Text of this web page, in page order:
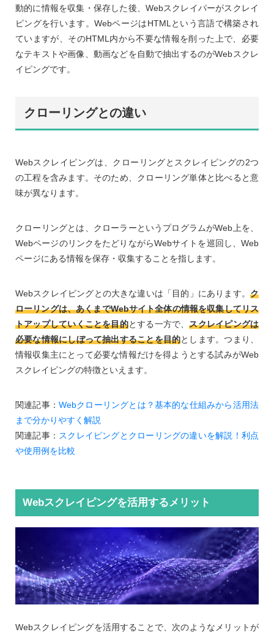
動的に情報を収集・保存した後、Webスクレイパーがスクレイ
ピングを行います。WebページはHTMLという言語で構築され
ていますが、そのHTML内から不要な情報を削った上で、必要
なテキストや画像、動画などを自動で抽出するのがWebスクレ
イピングです。
クローリングとの違い
Webスクレイピングは、クローリングとスクレイピングの2つ
の工程を含みます。そのため、クローリング単体と比べると意
味が異なります。
クローリングとは、クローラーというプログラムがWeb上を、
WebページのリンクをたどりながらWebサイトを巡回し、Web
ページにある情報を保存・収集することを指します。
Webスクレイピングとの大きな違いは「目的」にあります。 ク
ローリングは、あくまでWebサイト全体の情報を収集してリス
トアップしていくことを目的とする一方で、スクレイピングは
必要な情報にしぼって抽出することを目的とします。つまり、
情報収集主にとって必要な情報だけを得ようとする試みがWeb
スクレイピングの特徴といえます。
関連記事： Webクローリングとは？基本的な仕組みから活用法
まで分かりやすく解説
関連記事： スクレイピングとクローリングの違いを解説！利点
や使用例を比較
Webスクレイピングを活用するメリット
Webスクレイピングを活用することで、次のようなメリットが